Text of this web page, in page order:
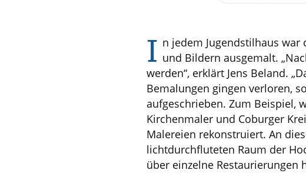
I n jedem Jugendstilhaus
und Bildern ausgemalt.
werden“, erklärt Jens Beland.
Bemalungen gingen verloren,
aufgeschrieben. Zum Beispiel,
Kirchenmaler und Coburger
Malereien rekonstruiert. An
lichtdurchfluteten Raum der
über einzelne Restaurierungen